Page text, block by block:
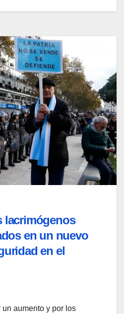
lacrimógenos
en un nuevo
en el
aumento y por los